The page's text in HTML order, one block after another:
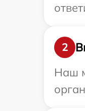
2
Наш